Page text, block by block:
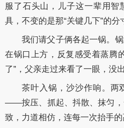
服了石头山，儿子这一辈用智
具，不变的是那“关键几下”的分
我们请父子俩各起一锅。
在锅口上方，反复感受着蒸腾
了”，父亲走过来看了一眼，没
茶叶入锅，沙沙作响。两
——按压、抓起、抖散、抹匀，
致，力道相仿，连每一次抬手的